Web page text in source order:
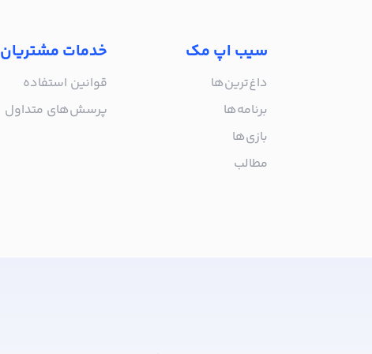
سیب اپ مک
داغ‌ترین‌ها
برنامه‌ها
بازی‌ها
مطالب
خدمات مشتریان
قوانین استفاده
پرسش‌های متداول